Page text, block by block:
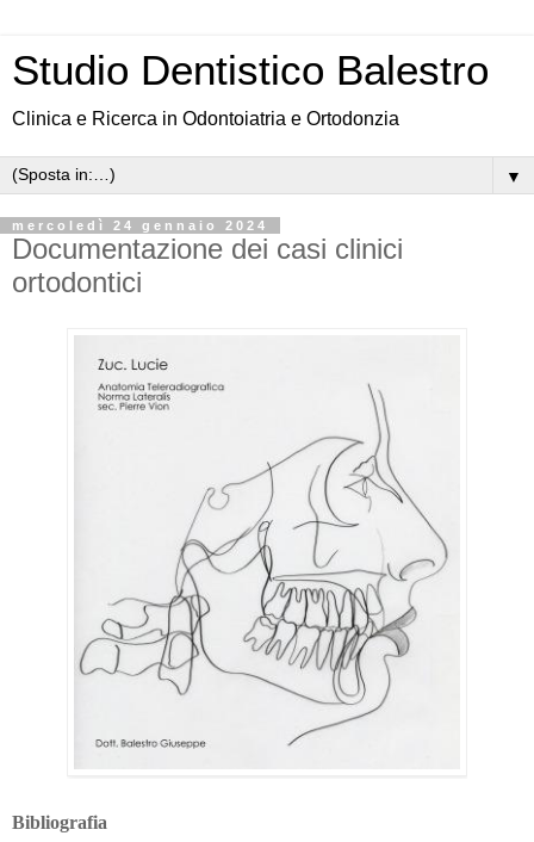
Studio Dentistico Balestro
Clinica e Ricerca in Odontoiatria e Ortodonzia
▼
mercoledì 24 gennaio 2024
Documentazione dei casi clinici
ortodontici
Bibliografia